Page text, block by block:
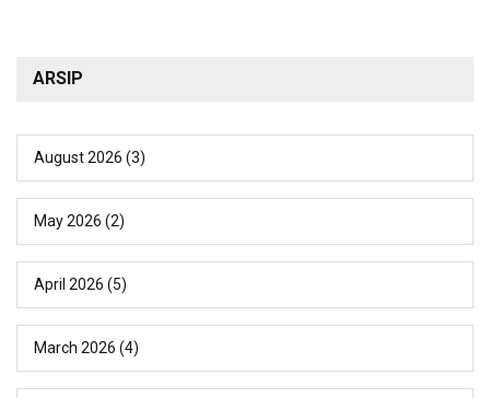
ARSIP
August 2026 (3)
May 2026 (2)
April 2026 (5)
March 2026 (4)